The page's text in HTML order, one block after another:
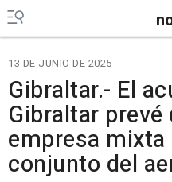
13 DE JUNIO DE 2025
Gibraltar.- El
Gibraltar prevé
empresa
conjunto del